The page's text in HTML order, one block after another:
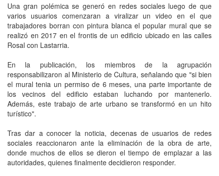
Una gran polémica se generó en redes sociales luego de que
varios usuarios comenzaran a viralizar un video en el que
trabajadores borran con pintura blanca el popular mural que se
realizó en 2017 en el frontis de un edificio ubicado en las calles
Rosal con Lastarria.
En la publicación, los miembros de la agrupación
responsabilizaron al Ministerio de Cultura, señalando que "si bien
el mural tenia un permiso de 6 meses, una parte importante de
los vecinos del edificio estaban luchando por mantenerlo.
Además, este trabajo de arte urbano se transformó en un hito
turístico".
Tras dar a conocer la noticia, decenas de usuarios de redes
sociales reaccionaron ante la eliminación de la obra de arte,
donde muchos de ellos se dieron el tiempo de emplazar a las
autoridades, quienes finalmente decidieron responder.